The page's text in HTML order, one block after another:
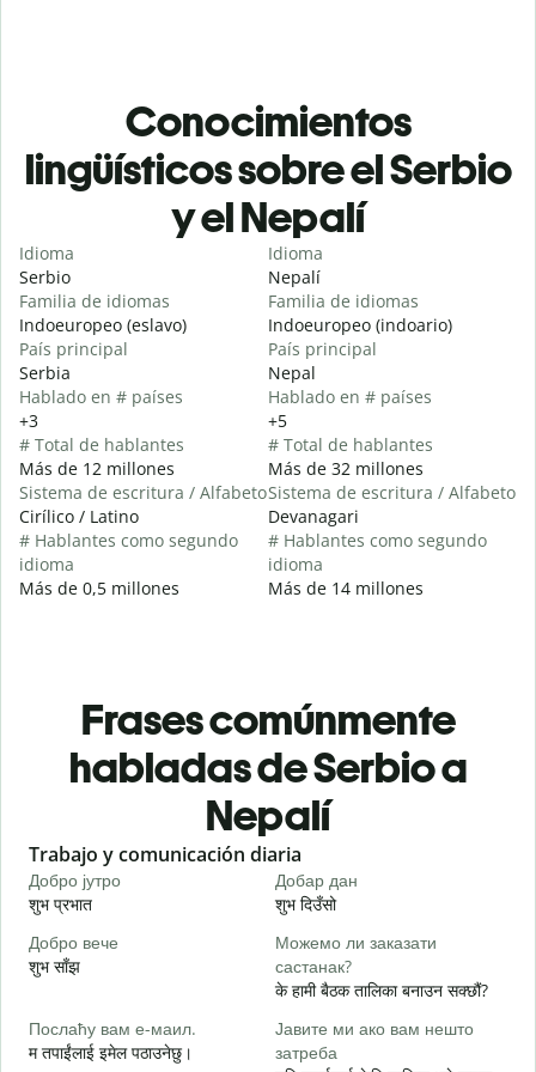
Conocimientos
lingüísticos sobre el Serbio
y el Nepalí
Idioma
Serbio
Familia de idiomas
Indoeuropeo (eslavo)
País principal
Serbia
Hablado en # países
+3
# Total de hablantes
Más de 12 millones
Sistema de escritura / Alfabeto
Cirílico / Latino
# Hablantes como segundo
idioma
Más de 0,5 millones
Idioma
Nepalí
Familia de idiomas
Indoeuropeo (indoario)
País principal
Nepal
Hablado en # países
+5
# Total de hablantes
Más de 32 millones
Sistema de escritura / Alfabeto
Devanagari
# Hablantes como segundo
idioma
Más de 14 millones
Frases comúnmente
habladas de Serbio a
Nepalí
Slide 1 of 6
Trabajo y comunicación diaria
Добро јутро
शुभ प्रभात
Добар дан
शुभ दिउँसो
Добро вече
शुभ साँझ
Можемо ли заказати
састанак?
के हामी बैठक तालिका बनाउन सक्छौं?
Послаћу вам е-маил.
म तपाईंलाई इमेल पठाउनेछु।
Јавите ми ако вам нешто
затреба